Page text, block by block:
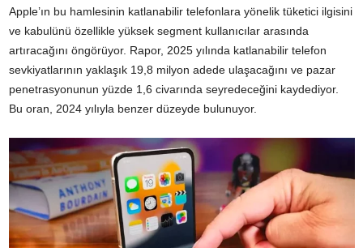
Apple’ın bu hamlesinin katlanabilir telefonlara yönelik tüketici ilgisini
ve kabulünü özellikle yüksek segment kullanıcılar arasında
artıracağını öngörüyor. Rapor, 2025 yılında katlanabilir telefon
sevkiyatlarının yaklaşık 19,8 milyon adede ulaşacağını ve pazar
penetrasyonunun yüzde 1,6 civarında seyredeceğini kaydediyor.
Bu oran, 2024 yılıyla benzer düzeyde bulunuyor.